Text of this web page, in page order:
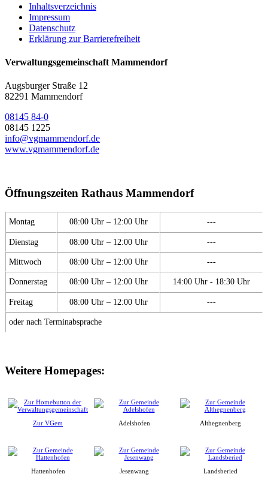
Inhaltsverzeichnis
Impressum
Datenschutz
Erklärung zur Barrierefreiheit
Verwaltungsgemeinschaft Mammendorf
Augsburger Straße 12
82291 Mammendorf
08145 84-0
08145 1225
info@vgmammendorf.de
www.vgmammendorf.de
Öffnungszeiten Rathaus Mammendorf
Montag 08:00 Uhr – 12:00 Uhr ---
Dienstag 08:00 Uhr – 12:00 Uhr ---
Mittwoch 08:00 Uhr – 12:00 Uhr ---
Donnerstag 08:00 Uhr – 12:00 Uhr 14:00 Uhr - 18:30 Uhr
Freitag 08:00 Uhr – 12:00 Uhr ---
oder nach Terminabsprache
Weitere Homepages:
Zur VGem Adelshofen Althegnenberg
Hattenhofen Jesenwang Landsberied